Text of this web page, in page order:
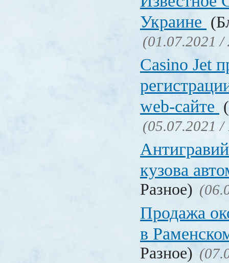
Украине
(01.07.2021 /
Сasino Jet
web-сайте
(05.07.2021 /
кузова
Разное)
Продажа
в
Разное)